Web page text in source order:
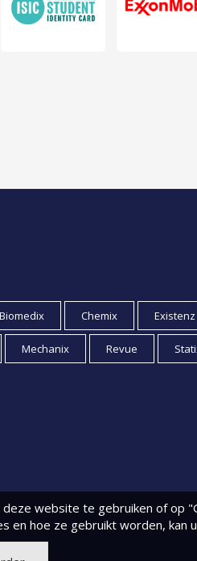
Biomedix Chemix Existenz
Mechanix Revue
website te gebruiken of op
en hoe ze gebruikt worden, kan u